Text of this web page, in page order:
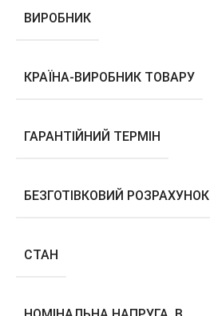
ВИРОБНИК
КРАЇНА-ВИРОБНИК ТОВАРУ
ГАРАНТІЙНИЙ ТЕРМІН
БЕЗГОТІВКОВИЙ РОЗРАХУНОК
СТАН